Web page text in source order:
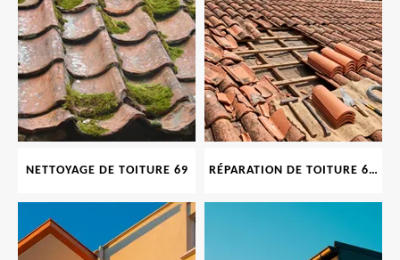
NETTOYAGE DE TOITURE 69 RÉPARATION DE TOITURE 69 RHONE, TUILES CASSÉES OU ABIMÉES